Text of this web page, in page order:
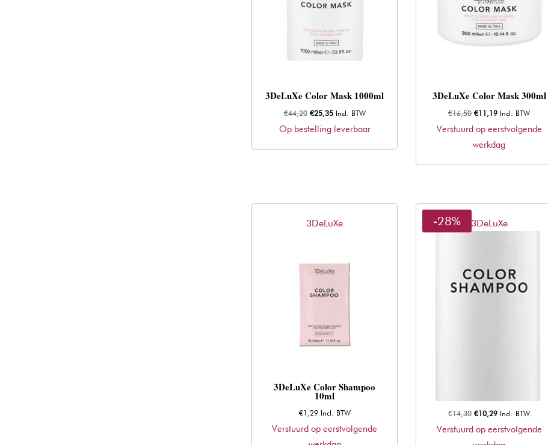
3DeLuXe Color Mask 1000ml
€44,20 Oorspronkelijke
prijs
€25,35Huidige
prijs
Incl. BTW
Op bestelling leverbaar
3DeLuXe Color Mask 300ml
€16,50 Oorspronkelijke
prijs
was:
€11,19Huidige
prijs
is:
Incl. BTW
Verstuurd op eerstvolgende
werkdag
3DeLuXe
3DeLuXe Color Shampoo
10ml
€1,29 Incl. BTW
Verstuurd op eerstvolgende
3DeLuXe
-28%
€14,30 Oorspronkelijke
prijs
€10,29Huidige
prijs
Incl. BTW
Verstuurd op eerstvolgende